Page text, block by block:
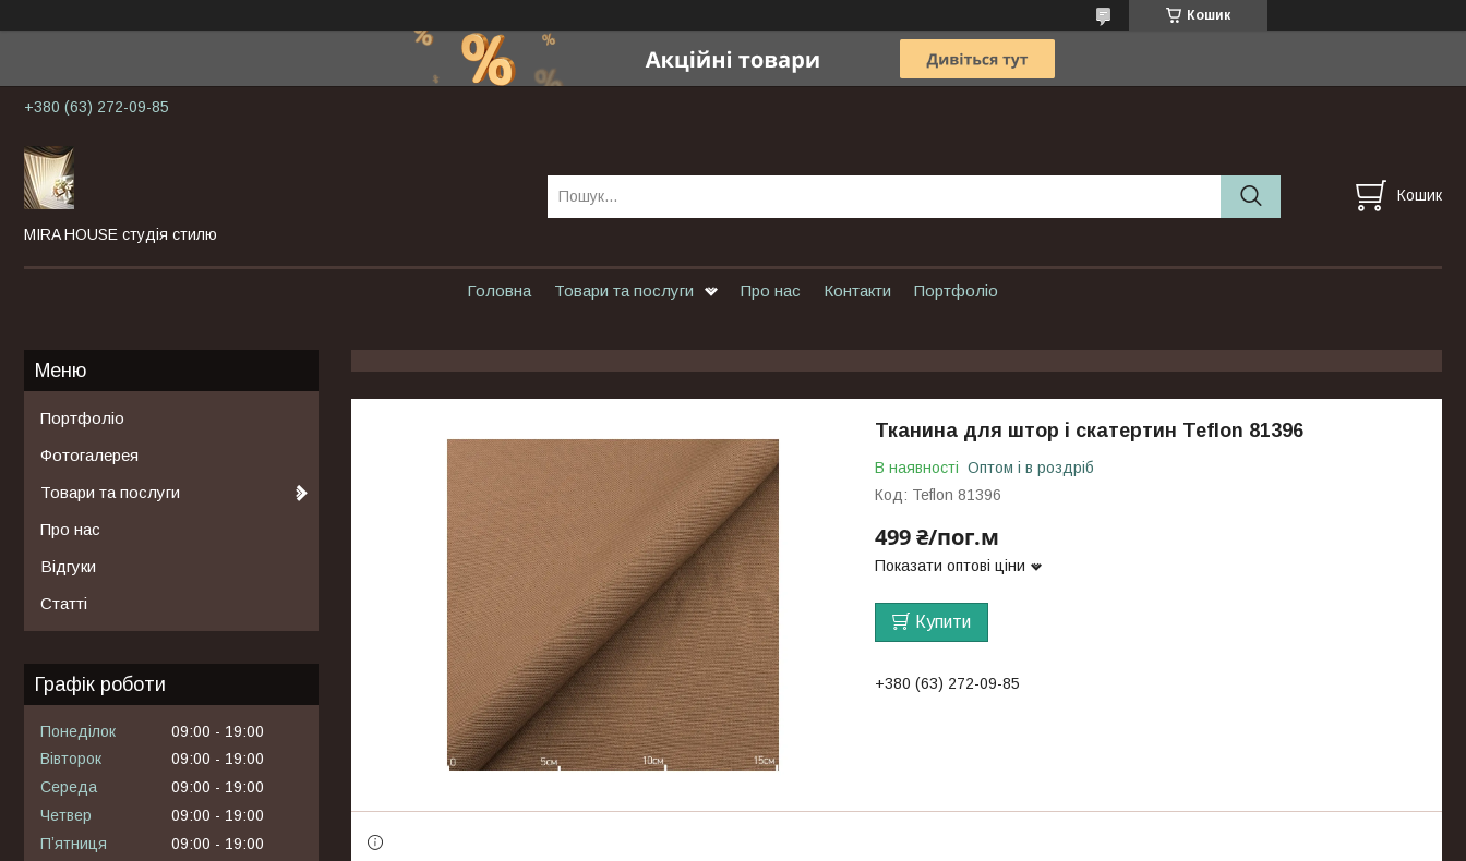
Кошик
+380 (63) 272-09-85
MIRA HOUSE студія стилю
Кошик
Головна Товари та послуги Про нас Контакти Портфоліо
Тканина для штор і скатертин Teflon 81396
В наявності Оптом і в роздріб
Код: Teflon 81396
499 ₴/пог.м
Показати оптові ціни
Купити
+380 (63) 272-09-85
Портфоліо
Фотогалерея
Товари та послуги
Про нас
Відгуки
Статті
Графік роботи
Понеділок 09:00
19:00
Вівторок
09:00
19:00
Середа
09:00
19:00
Четвер
09:00
19:00
Пʼятниця
09:00
19:00